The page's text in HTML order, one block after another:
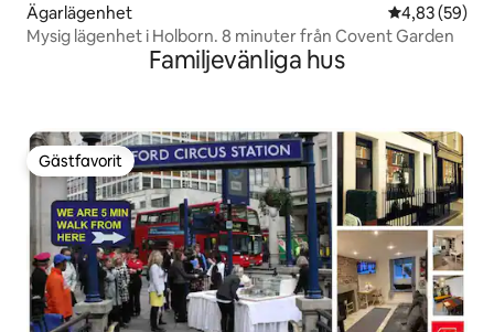
Ägarlägenhet 4,83 av 5 i
4,83 (59)
Mysig lägenhet i Holborn. 8 minuter från Covent Garden
Familjevänliga hus
Gästfavorit
Gästfavorit